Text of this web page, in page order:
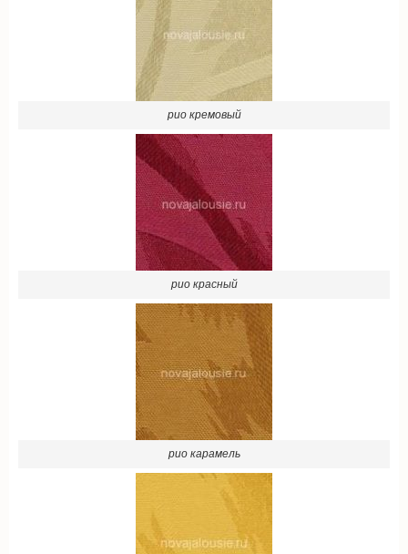
рио кремовый
рио красный
рио карамель